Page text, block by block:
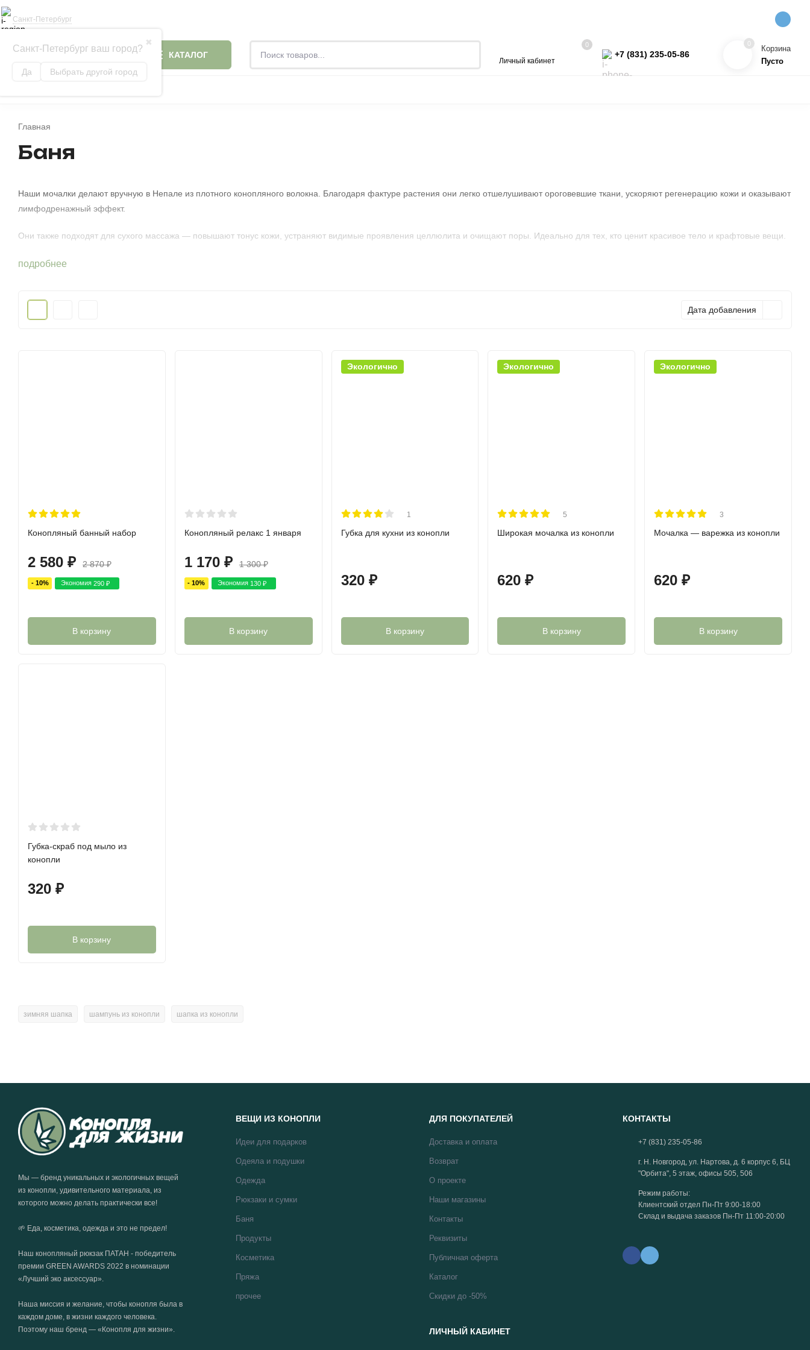
Санкт-Петербург
✖
Санкт-Петербург ваш город?
Да Выбрать другой город
КАТАЛОГ
Личный кабинет
0
+7 (831) 235-05-86
0
Корзина
Пусто
Главная
Баня
Наши мочалки делают вручную в Непале из плотного конопляного волокна. Благодаря фактуре растения они легко отшелушивают ороговевшие ткани, ускоряют регенерацию кожи и оказывают
лимфодренажный эффект.
Они также подходят для сухого массажа — повышают тонус кожи, устраняют видимые проявления целлюлита и очищают поры. Идеально для тех, кто ценит красивое тело и крафтовые вещи.
подробнее
Дата добавления
Конопляный банный набор
2 580 ₽ 2 870₽
- 10% Экономия 290 ₽
В корзину
Конопляный релакс 1 января
1 170 ₽ 1 300₽
- 10% Экономия 130 ₽
В корзину
Экологично
1
Губка для кухни из конопли
320 ₽
В корзину
Экологично
5
Широкая мочалка из конопли
620₽
В корзину
Экологично
3
Мочалка — варежка из конопли
620₽
В корзину
Губка-скраб под мыло из
конопли
320 ₽
В корзину
зимняя шапка шампунь из конопли шапка из конопли
Мы — бренд уникальных и экологичных вещей
из конопли, удивительного материала, из
которого можно делать практически все!
🌱 Еда, косметика, одежда и это не предел!
Наш конопляный рюкзак ПАТАН - победитель
премии GREEN AWARDS 2022 в номинации
«Лучший эко аксессуар».
Наша миссия и желание, чтобы конопля была в
каждом доме, в жизни каждого человека.
Поэтому наш бренд — «Конопля для жизни».
ВЕЩИ ИЗ КОНОПЛИ
Идеи для подарков
Одеяла и подушки
Одежда
Рюкзаки и сумки
Баня
Продукты
Косметика
Пряжа
прочее
ДЛЯ ПОКУПАТЕЛЕЙ
Доставка и оплата
Возврат
О проекте
Наши магазины
Контакты
Реквизиты
Публичная оферта
Каталог
Скидки до -50%
ЛИЧНЫЙ КАБИНЕТ
КОНТАКТЫ
+7 (831) 235-05-86
г. Н. Новгород, ул. Нартова, д. 6 корпус 6, БЦ
"Орбита", 5 этаж, офисы 505, 506
Режим работы:
Клиентский отдел Пн-Пт 9:00-18:00
Склад и выдача заказов Пн-Пт 11:00-20:00